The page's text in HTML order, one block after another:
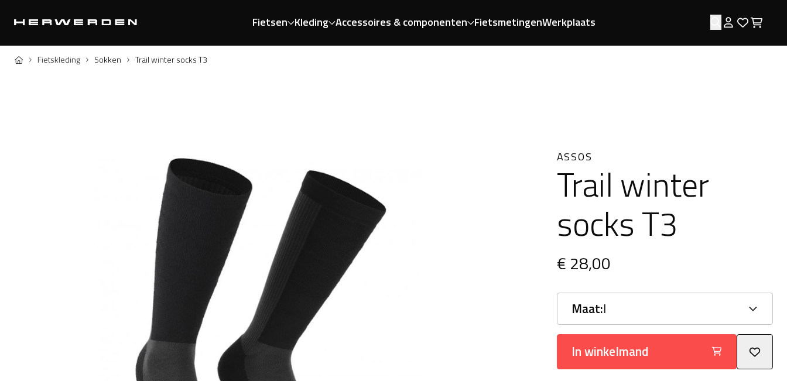
Fietsen Kleding Accessoires & componenten FietsmetingenWerkplaats Zoeken
Log in
Home Fietskleding Sokken Trail winter socks T3
ASSOS
Trail winter
socks T3
€ 28,00
Maat:I
In winkelmand